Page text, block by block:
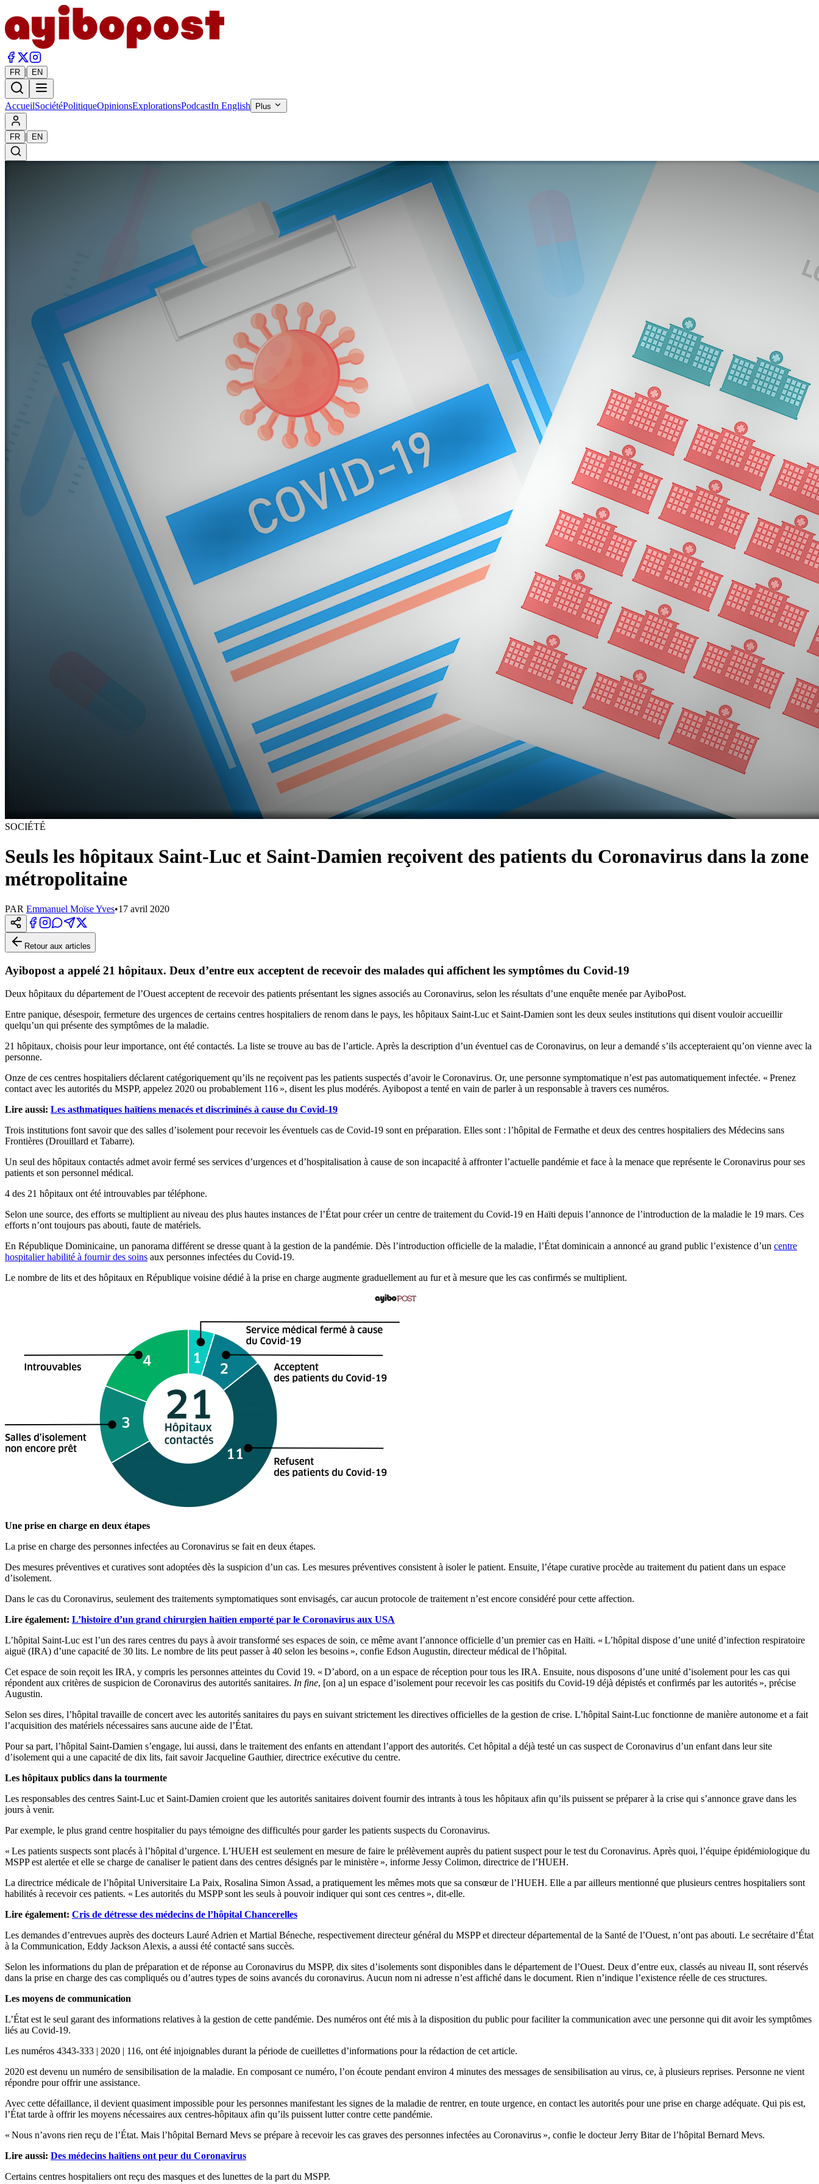
FR | EN
AccueilSociétéPolitiqueOpinionsExplorationsPodcastIn English Plus
FR | EN
SOCIÉTÉ
Seuls les hôpitaux Saint-Luc et Saint-Damien reçoivent des patients du Coronavirus dans la zone
métropolitaine
PAR Emmanuel Moïse Yves•17 avril 2020
Retour aux articles
Ayibopost a appelé 21 hôpitaux. Deux d’entre eux acceptent de recevoir des malades qui affichent les symptômes du Covid-19
Deux hôpitaux du département de l’Ouest acceptent de recevoir des patients présentant les signes associés au Coronavirus, selon les résultats d’une enquête menée par AyiboPost.
Entre panique, désespoir, fermeture des urgences de certains centres hospitaliers de renom dans le pays, les hôpitaux Saint-Luc et Saint-Damien sont les deux seules institutions qui disent vouloir accueillir
quelqu’un qui présente des symptômes de la maladie.
21 hôpitaux, choisis pour leur importance, ont été contactés. La liste se trouve au bas de l’article. Après la description d’un éventuel cas de Coronavirus, on leur a demandé s’ils accepteraient qu’on vienne avec la
personne.
Onze de ces centres hospitaliers déclarent catégoriquement qu’ils ne reçoivent pas les patients suspectés d’avoir le Coronavirus. Or, une personne symptomatique n’est pas automatiquement infectée. « Prenez
contact avec les autorités du MSPP, appelez 2020 ou probablement 116 », disent les plus modérés. Ayibopost a tenté en vain de parler à un responsable à travers ces numéros.
Lire aussi: Les asthmatiques haïtiens menacés et discriminés à cause du Covid-19
Trois institutions font savoir que des salles d’isolement pour recevoir les éventuels cas de Covid-19 sont en préparation. Elles sont : l’hôpital de Fermathe et deux des centres hospitaliers des Médecins sans
Frontières (Drouillard et Tabarre).
Un seul des hôpitaux contactés admet avoir fermé ses services d’urgences et d’hospitalisation à cause de son incapacité à affronter l’actuelle pandémie et face à la menace que représente le Coronavirus pour ses
patients et son personnel médical.
4 des 21 hôpitaux ont été introuvables par téléphone.
Selon une source, des efforts se multiplient au niveau des plus hautes instances de l’État pour créer un centre de traitement du Covid-19 en Haïti depuis l’annonce de l’introduction de la maladie le 19 mars. Ces
efforts n’ont toujours pas abouti, faute de matériels.
En République Dominicaine, un panorama différent se dresse quant à la gestion de la pandémie. Dès l’introduction officielle de la maladie, l’État dominicain a annoncé au grand public l’existence d’un centre
hospitalier habilité à fournir des soins aux personnes infectées du Covid-19.
Le nombre de lits et des hôpitaux en République voisine dédié à la prise en charge augmente graduellement au fur et à mesure que les cas confirmés se multiplient.
Une prise en charge en deux étapes
La prise en charge des personnes infectées au Coronavirus se fait en deux étapes.
Des mesures préventives et curatives sont adoptées dès la suspicion d’un cas. Les mesures préventives consistent à isoler le patient. Ensuite l’étape curative procède au traitement du patient dans un espace
d’isolement.
Dans le cas du Coronavirus, seulement des traitements symptomatiques sont envisagés, car aucun protocole de traitement n’est encore considéré pour cette affection.
Lire également: L’histoire d’un grand chirurgien haïtien emporté par le Coronavirus aux USA
L’hôpital Saint-Luc est l’un des rares centres du pays à avoir transformé ses espaces de soin, ce même avant l’annonce officielle d’un premier cas en Haïti. « L’hôpital dispose d’une unité d’infection respiratoire
aiguë (IRA) d’une capacité de 30 lits. Le nombre de lits peut passer à 40 selon les besoins », confie Edson Augustin, directeur médical de l’hôpital.
Cet espace de soin reçoit les IRA, y compris les personnes atteintes du Covid 19. « D’abord, on a un espace de réception pour tous les IRA. Ensuite, nous disposons d’une unité d’isolement pour les cas qui
répondent aux critères de suspicion de Coronavirus des autorités sanitaires. In fine, [on a] un espace d’isolement pour recevoir les cas positifs du Covid-19 déjà dépistés et confirmés par les autorités », précise
Augustin.
Selon ses dires, l’hôpital travaille de concert avec les autorités sanitaires du pays en suivant strictement les directives officielles de la gestion de crise. L’hôpital Saint-Luc fonctionne de manière autonome et a fait
l’acquisition des matériels nécessaires sans aucune aide de l’État.
Pour sa part, l’hôpital Saint-Damien s’engage, lui aussi, dans le traitement des enfants en attendant l’apport des autorités. Cet hôpital a déjà testé un cas suspect de Coronavirus d’un enfant dans leur site
d’isolement qui a une capacité de dix lits, fait savoir Jacqueline Gauthier, directrice exécutive du centre.
Les hôpitaux publics dans la tourmente
Les responsables des centres Saint-Luc et Saint-Damien croient que les autorités sanitaires doivent fournir des intrants à tous les hôpitaux afin qu’ils puissent se préparer à la crise qui s’annonce grave dans les
jours à venir.
Par exemple, le plus grand centre hospitalier du pays témoigne des difficultés pour garder les patients suspects du Coronavirus.
« Les patients suspects sont placés à l’hôpital d’urgence. L’HUEH est seulement en mesure de faire le prélèvement auprès du patient suspect pour le test du Coronavirus. Après quoi, l’équipe épidémiologique du
MSPP est alertée et elle se charge de canaliser le patient dans des centres désignés par le ministère », informe Jessy Colimon, directrice de l’HUEH.
La directrice médicale de l’hôpital Universitaire La Paix, Rosalina Simon Assad, a pratiquement les mêmes mots que sa consœur de l’HUEH. Elle a par ailleurs mentionné que plusieurs centres hospitaliers sont
habilités à recevoir ces patients. « Les autorités du MSPP sont les seuls à pouvoir indiquer qui sont ces centres », dit-elle.
Lire également: Cris de détresse des médecins de l’hôpital Chancerelles
Les demandes d’entrevues auprès des docteurs Lauré Adrien et Martial Béneche, respectivement directeur général du MSPP et directeur départemental de la Santé de l’Ouest, n’ont pas abouti. Le secrétaire d’État
à la Communication, Eddy Jackson Alexis, a aussi été contacté sans succès.
Selon les informations du plan de préparation et de réponse au Coronavirus du MSPP, dix sites d’isolements sont disponibles dans le département de l’Ouest. Deux d’entre eux, classés au niveau II, sont réservés
dans la prise en charge des cas compliqués ou d’autres types de soins avancés du coronavirus. Aucun nom ni adresse n’est affiché dans le document. Rien n’indique l’existence réelle de ces structures.
Les moyens de communication
L’État est le seul garant des informations relatives à la gestion de cette pandémie. Des numéros ont été mis à la disposition du public pour faciliter la communication avec une personne qui dit avoir les symptômes
liés au Covid-19.
Les numéros 4343-333 | 2020 | 116, ont été injoignables durant la période de cueillettes d’informations pour la rédaction de cet article.
2020 est devenu un numéro de sensibilisation de la maladie. En composant ce numéro, l’on écoute pendant environ 4 minutes des messages de sensibilisation au virus, ce, à plusieurs reprises. Personne ne vient
répondre pour offrir une assistance.
Avec cette défaillance, il devient quasiment impossible pour les personnes manifestant les signes de la maladie de rentrer, en toute urgence, en contact les autorités pour une prise en charge adéquate. Qui pis est,
l’État tarde à offrir les moyens nécessaires aux centres-hôpitaux afin qu’ils puissent lutter contre cette pandémie.
« Nous n’avons rien reçu de l’État. Mais l’hôpital Bernard Mevs se prépare à recevoir les cas graves des personnes infectées au Coronavirus », confie le docteur Jerry Bitar de l’hôpital Bernard Mevs.
Lire aussi: Des médecins haïtiens ont peur du Coronavirus
Certains centres hospitaliers ont reçu des masques et des lunettes de la part du MSPP.